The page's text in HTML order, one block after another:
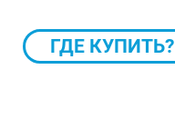
ГДЕ КУПИТЬ?